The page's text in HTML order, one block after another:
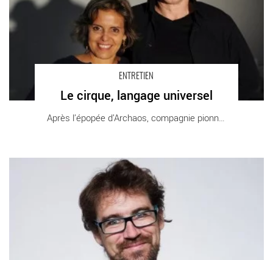
ENTRETIEN
Le cirque, langage universel
Après l’épopée d’Archaos, compagnie pionnière [...]
Clowns sans Frontières fête ses vingt ans - Critique sortie